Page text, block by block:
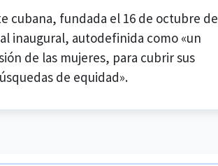
cubana, fundada el 16 de octubre de
inaugural, autodefinida como «un
de las mujeres, para cubrir sus
de equidad».